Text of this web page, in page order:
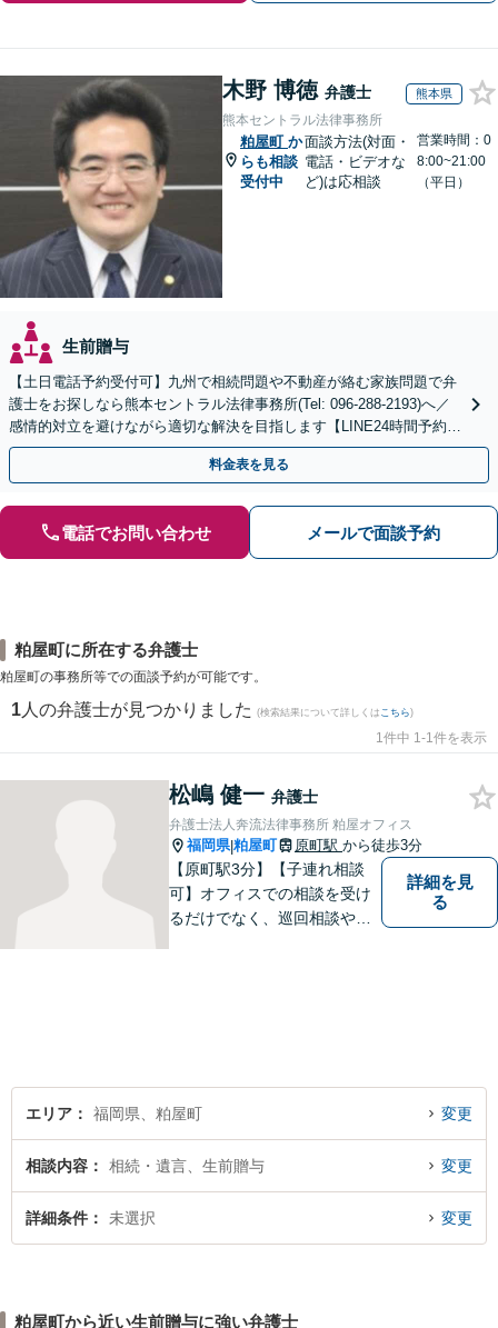
木野 博徳 弁護士 熊本県
熊本セントラル法律事務所
粕屋町 か
らも相談
受付中
面談方法(対面・
電話・ビデオな
ど)は応相談
営業時間：0
8:00~21:00
（平日）
生前贈与
【土日電話予約受付可】九州で相続問題や不動産が絡む家族問題で弁
護士をお探しなら熊本セントラル法律事務所(Tel: 096-288-2193)へ／
感情的対立を避けながら適切な解決を目指します【LINE24時間予約受
付可】【休日・夜間相談可】
料金表を見る
電話でお問い合わせ メールで面談予約
粕屋町に所在する弁護士
粕屋町の事務所等での面談予約が可能です。
1 人の弁護士が見つかりました (検索結果について詳しくは こちら)
1件中 1-1件を表示
松嶋 健一 弁護士
弁護士法人奔流法律事務所 粕屋オフィス
福岡県|粕屋町 原町駅 から徒歩3分
【原町駅3分】【子連れ相談
可】オフィスでの相談を受け
るだけでなく、巡回相談や出
詳細を見
る
エリア 福岡県、粕屋町 変更
相談内容 相続・遺言、生前贈与 変更
詳細条件 未選択 変更
粕屋町から近い生前贈与に強い弁護士